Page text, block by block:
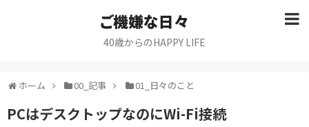
ご機嫌な日々
40歳からのHAPPY LIFE
ホーム 00_記事 01_日々のこと
PCはデスクトップなのにWi-Fi接続